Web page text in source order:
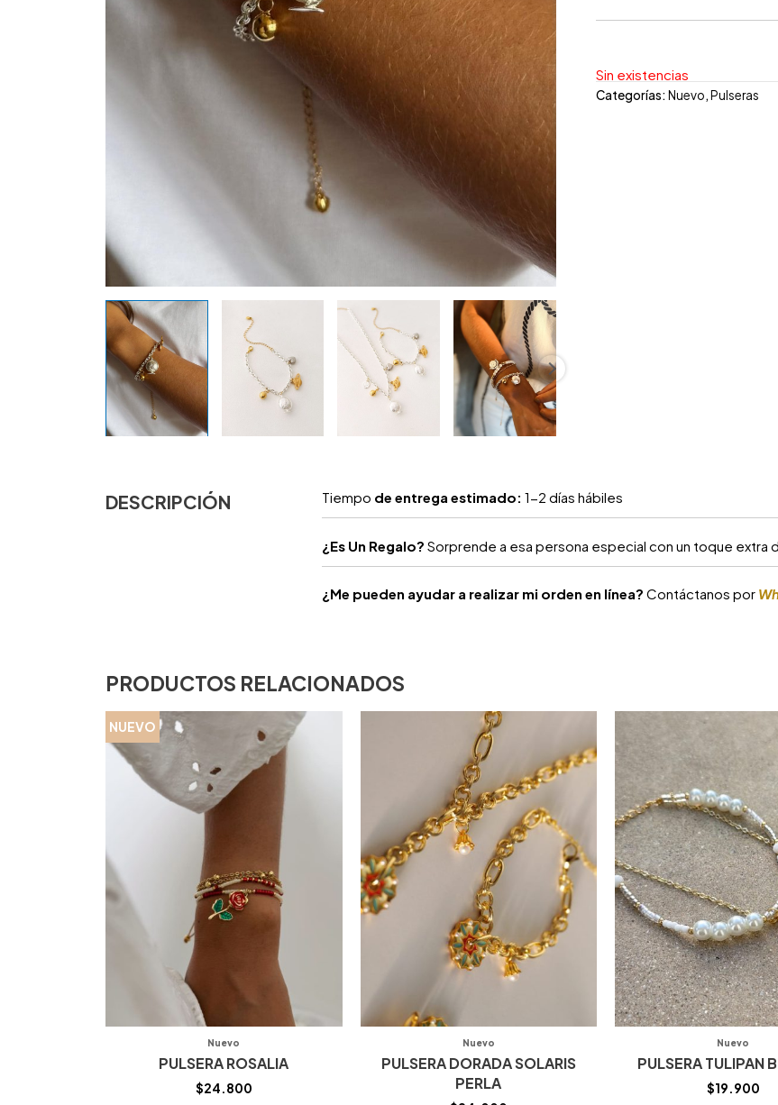
Sin existencias
Categorías: Nuevo,Pulseras
DESCRIPCIÓN Tiempo de entrega estimado: 1-2 días hábiles
¿ Es Un Regalo? Sorprende a esa persona especial con un toque extra
¿Me pueden ayudar a realizar mi orden en línea? Contáctanos por
PRODUCTOS RELACIONADOS
NUEVO
Nuevo
PULSERA ROSALIA
$24.800
Nuevo
PULSERA DORADA SOLARIS
PERLA
Nuevo
PULSERA TULIPAN
$19.900